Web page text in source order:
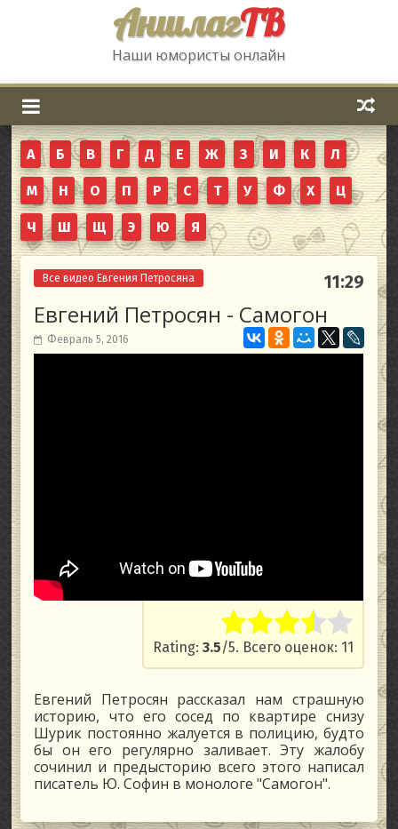
АншлагТВ
Наши юмористы онлайн
А Б В Г Д Е Ж З И К Л
М Н О П Р С Т У Ф Х Ц
Ч Ш Щ Э Ю Я
Все видео Евгения Петросяна 11:29
Евгений Петросян - Самогон
Февраль 5, 2016
Rate this item:
Submit
Rating: 3.5/5. Всего оценок: 11
Евгений Петросян рассказал нам страшную
историю, что его сосед по квартире снизу
Шурик постоянно жалуется в полицию, будто
бы он его регулярно заливает. Эту жалобу
сочинил и предысторию всего этого написал
писатель Ю. Софин в монологе "Самогон".